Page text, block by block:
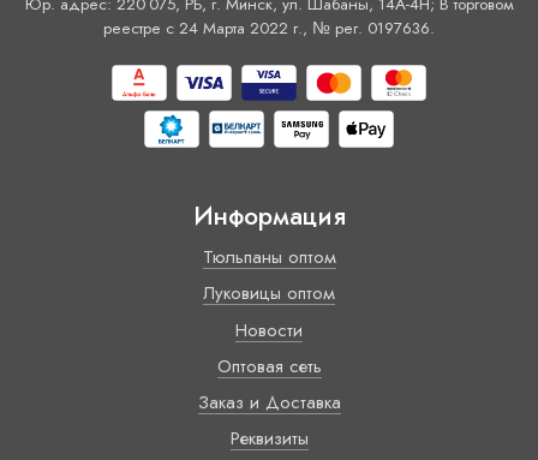
реестре с 24 Марта 2022 г., № рег. 0197636.
Информация
Тюльпаны оптом
Луковицы оптом
Новости
Оптовая сеть
Заказ и Доставка
Реквизиты